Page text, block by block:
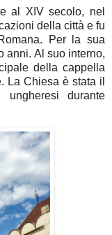
al XIV secolo, nel
della città e fu
Per la sua
anni. Al suo interno,
della cappella
La Chiesa è stata il
durante